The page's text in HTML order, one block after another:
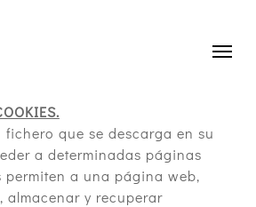
Menu
fichero que se descarga en su
a determinadas páginas
permiten a una página web,
almacenar y recuperar